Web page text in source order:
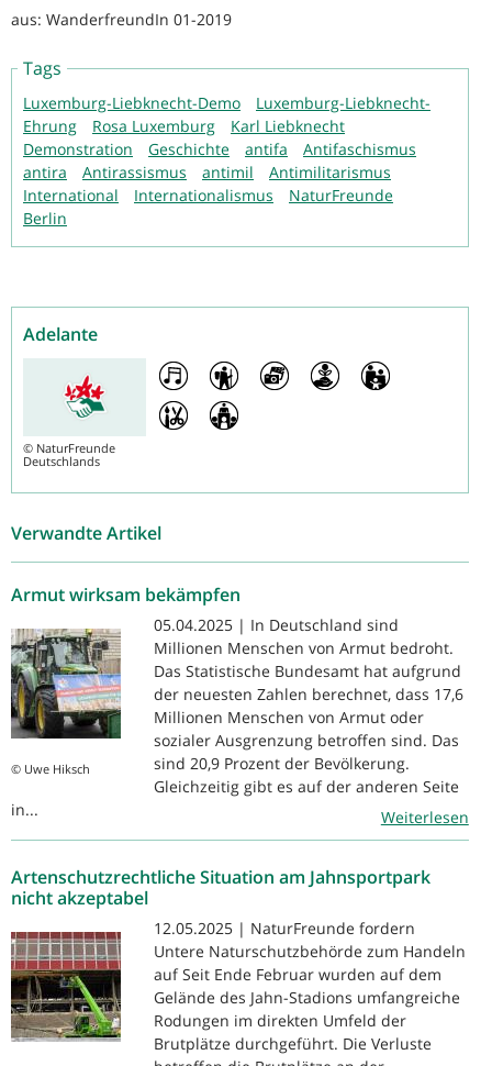
aus: WanderfreundIn 01-2019
Tags
Luxemburg-Liebknecht-Demo
Luxemburg-Liebknecht-
Ehrung
Rosa Luxemburg
Karl Liebknecht
Demonstration
Geschichte antifa
Antifaschismus
antira
Antirassismus antimil
Antimilitarismus
International
Internationalismus
NaturFreunde
Berlin
Adelante
© NaturFreunde
Deutschlands
Verwandte Artikel
Armut wirksam bekämpfen
© Uwe Hiksch
05.04.2025 | In Deutschland sind
Millionen Menschen von Armut bedroht.
Das Statistische Bundesamt hat aufgrund
der neuesten Zahlen berechnet, dass 17,6
Millionen Menschen von Armut oder
sozialer Ausgrenzung betroffen sind. Das
sind 20,9 Prozent der Bevölkerung.
Gleichzeitig gibt es auf der anderen Seite
in...
Weiterlesen
Artenschutzrechtliche Situation am Jahnsportpark
nicht akzeptabel
12.05.2025 | NaturFreunde fordern
Untere Naturschutzbehörde zum Handeln
auf Seit Ende Februar wurden auf dem
Gelände des Jahn-Stadions umfangreiche
Rodungen im direkten Umfeld der
Brutplätze durchgeführt. Die Verluste